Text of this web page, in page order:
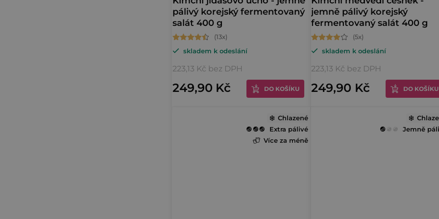
pálivý korejský fermentovaný
salát 400 g
Průměrné
hodnocení
produktu
4,8
skladem k odeslání
223,13 Kč bez DPH
249,90 Kč DO KOŠÍKU
jemně pálivý korejský
fermentovaný salát 400 g
Průměrné
hodnocení
produktu
4,2
skladem k odeslání
223,13 Kč bez DPH
249,90 Kč DO KOŠÍKU
Chlazené
Extra pálivé
Více za méně
Jemně